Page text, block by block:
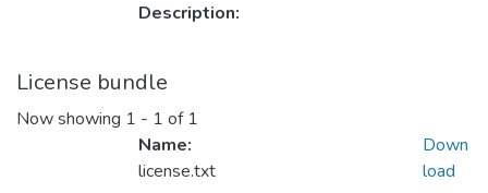
Description:
License bundle
Now showing 1 - 1 of 1
Name:
license.txt
Down
load